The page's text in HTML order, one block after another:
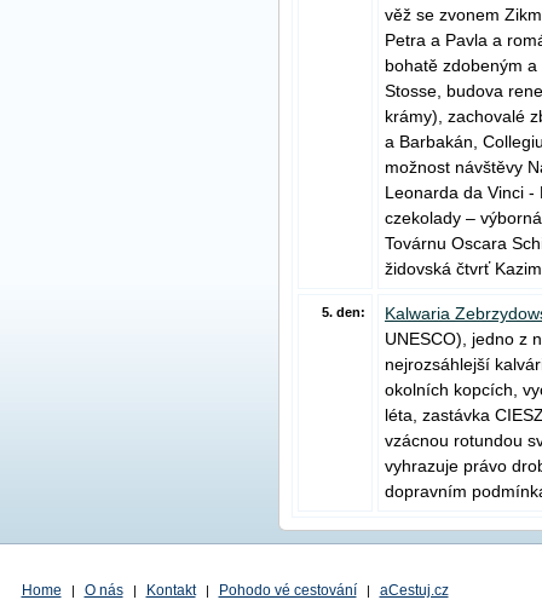
věž se zvonem
Petra a Pavla a
bohatě zdobeným
Stosse, budova
krámy), zachovalé
a Barbakán,
možnost návštěvy
Leonarda da Vinci -
czekolady –
Továrnu Oscara
židovská čtvrť
5. den:
Kalwaria
UNESCO), jedno z
nejrozsáhlejší
okolních kopcích,
léta, zastávka
vzácnou rotundou
vyhrazuje právo
dopravním
Home | O nás | Kontakt | Pohodo vé cestování |
aCestuj.cz